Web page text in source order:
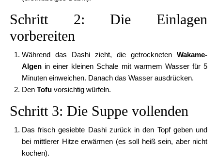
Schritt 2: Die Einlagen
vorbereiten
Während das Dashi zieht, die getrockneten Wakame-
Algen in einer kleinen Schale mit warmem Wasser für 5
Minuten einweichen. Danach das Wasser ausdrücken.
Den Tofu vorsichtig würfeln.
Schritt 3: Die Suppe vollenden
Das frisch gesiebte Dashi zurück in den Topf geben und
bei mittlerer Hitze erwärmen (es soll heiß sein, aber nicht
kochen).